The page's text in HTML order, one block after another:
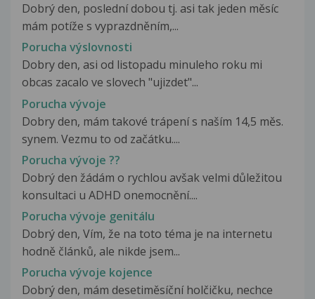
Dobrý den, poslední dobou tj. asi tak jeden měsíc
mám potíže s vyprazdněním,...
Porucha výslovnosti
Dobry den, asi od listopadu minuleho roku mi
obcas zacalo ve slovech "ujizdet"...
Porucha vývoje
Dobry den, mám takové trápení s naším 14,5 měs.
synem. Vezmu to od začátku....
Porucha vývoje ??
Dobrý den žádám o rychlou avšak velmi důležitou
konsultaci u ADHD onemocnění....
Porucha vývoje genitálu
Dobrý den, Vím, že na toto téma je na internetu
hodně článků, ale nikde jsem...
Porucha vývoje kojence
Dobrý den, mám desetiměsíční holčičku, nechce